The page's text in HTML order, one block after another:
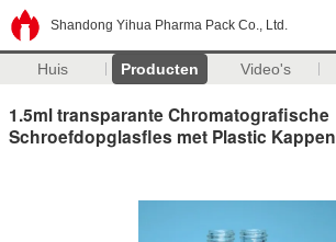
Shandong Yihua Pharma Pack Co., Ltd.
Huis Producten Video's
1.5ml transparante Chromatografische
Schroefdopglasfles met Plastic Kappen